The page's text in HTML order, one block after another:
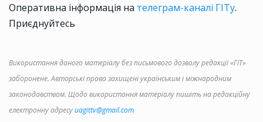
Оперативна інформація на телеграм-каналі ГІТу.
Приєднуйтесь
Використання даного матеріалу без письмового дозволу редакції «ГІТ»
заборонене. Авторські права захищені українським і міжнародним
законодавством. Щодо використання матеріалу пишіть на редакційну
електронну адресуuagittv@gmail.com